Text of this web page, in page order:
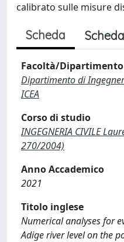
calibrato sulle misure
Scheda
Facoltà/Dipartimento
Dipartimento di
ICEA
Corso di studio
INGEGNERIA CIVILE
270/2004)
Anno Accademico
2021
Titolo inglese
Numerical analyses for
Adige river level on the